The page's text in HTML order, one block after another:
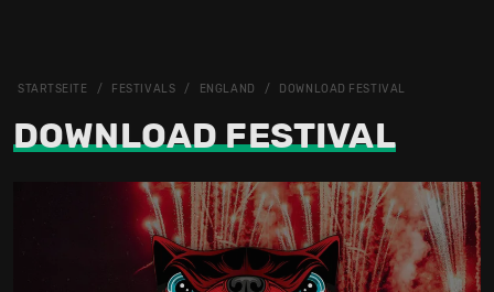
STARTSEITE FESTIVALS ENGLAND DOWNLOAD FESTIVAL
DOWNLOAD FESTIVAL